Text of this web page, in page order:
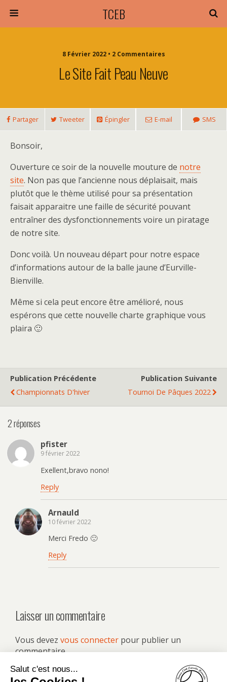
TCEB
8 Février 2022 • 2 Commentaires
Le Site Fait Peau Neuve
Partager Tweeter Épingler E-mail SMS
Bonsoir,
Ouverture ce soir de la nouvelle mouture de notre
site. Non pas que l’ancienne nous déplaisait, mais
plutôt que le thème utilisé pour sa présentation
faisait apparaitre une faille de sécurité pouvant
entraîner des dysfonctionnements voire un piratage
de notre site.
Donc voilà. Un nouveau départ pour notre espace
d’informations autour de la balle jaune d’Eurville-
Bienville.
Même si cela peut encore être amélioré, nous
espérons que cette nouvelle charte graphique vous
plaira 🙂
Publication Précédente
Championnats D'hiver
Publication Suivante
Tournoi De Pâques 2022
2 réponses
pfister
9 février 2022
Exellent,bravo nono!
Reply
Arnauld
10 février 2022
Merci Fredo 🙂
Reply
Laisser un commentaire
Vous devez vous connecter pour publier un
commentaire.